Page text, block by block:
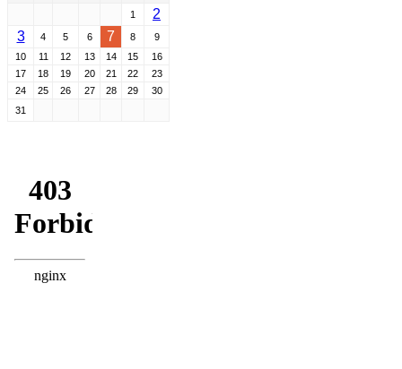
1
2
3
4 5 6 7 8
9
10
11 12 13 14 15
16
17
18 19 20 21 22
23
24
25 26 27 28 29
30
31